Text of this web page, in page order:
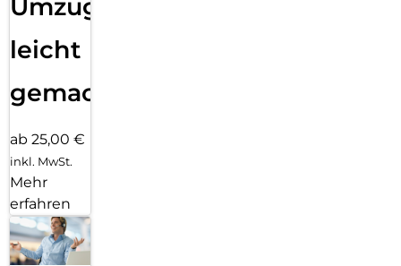
Umzug
leicht
gemacht!
ab 25,00 €
inkl. MwSt.
Mehr
erfahren